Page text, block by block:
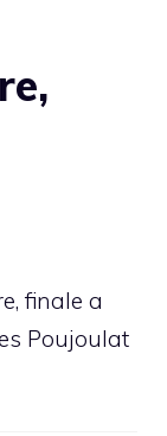
finale a
Poujoulat